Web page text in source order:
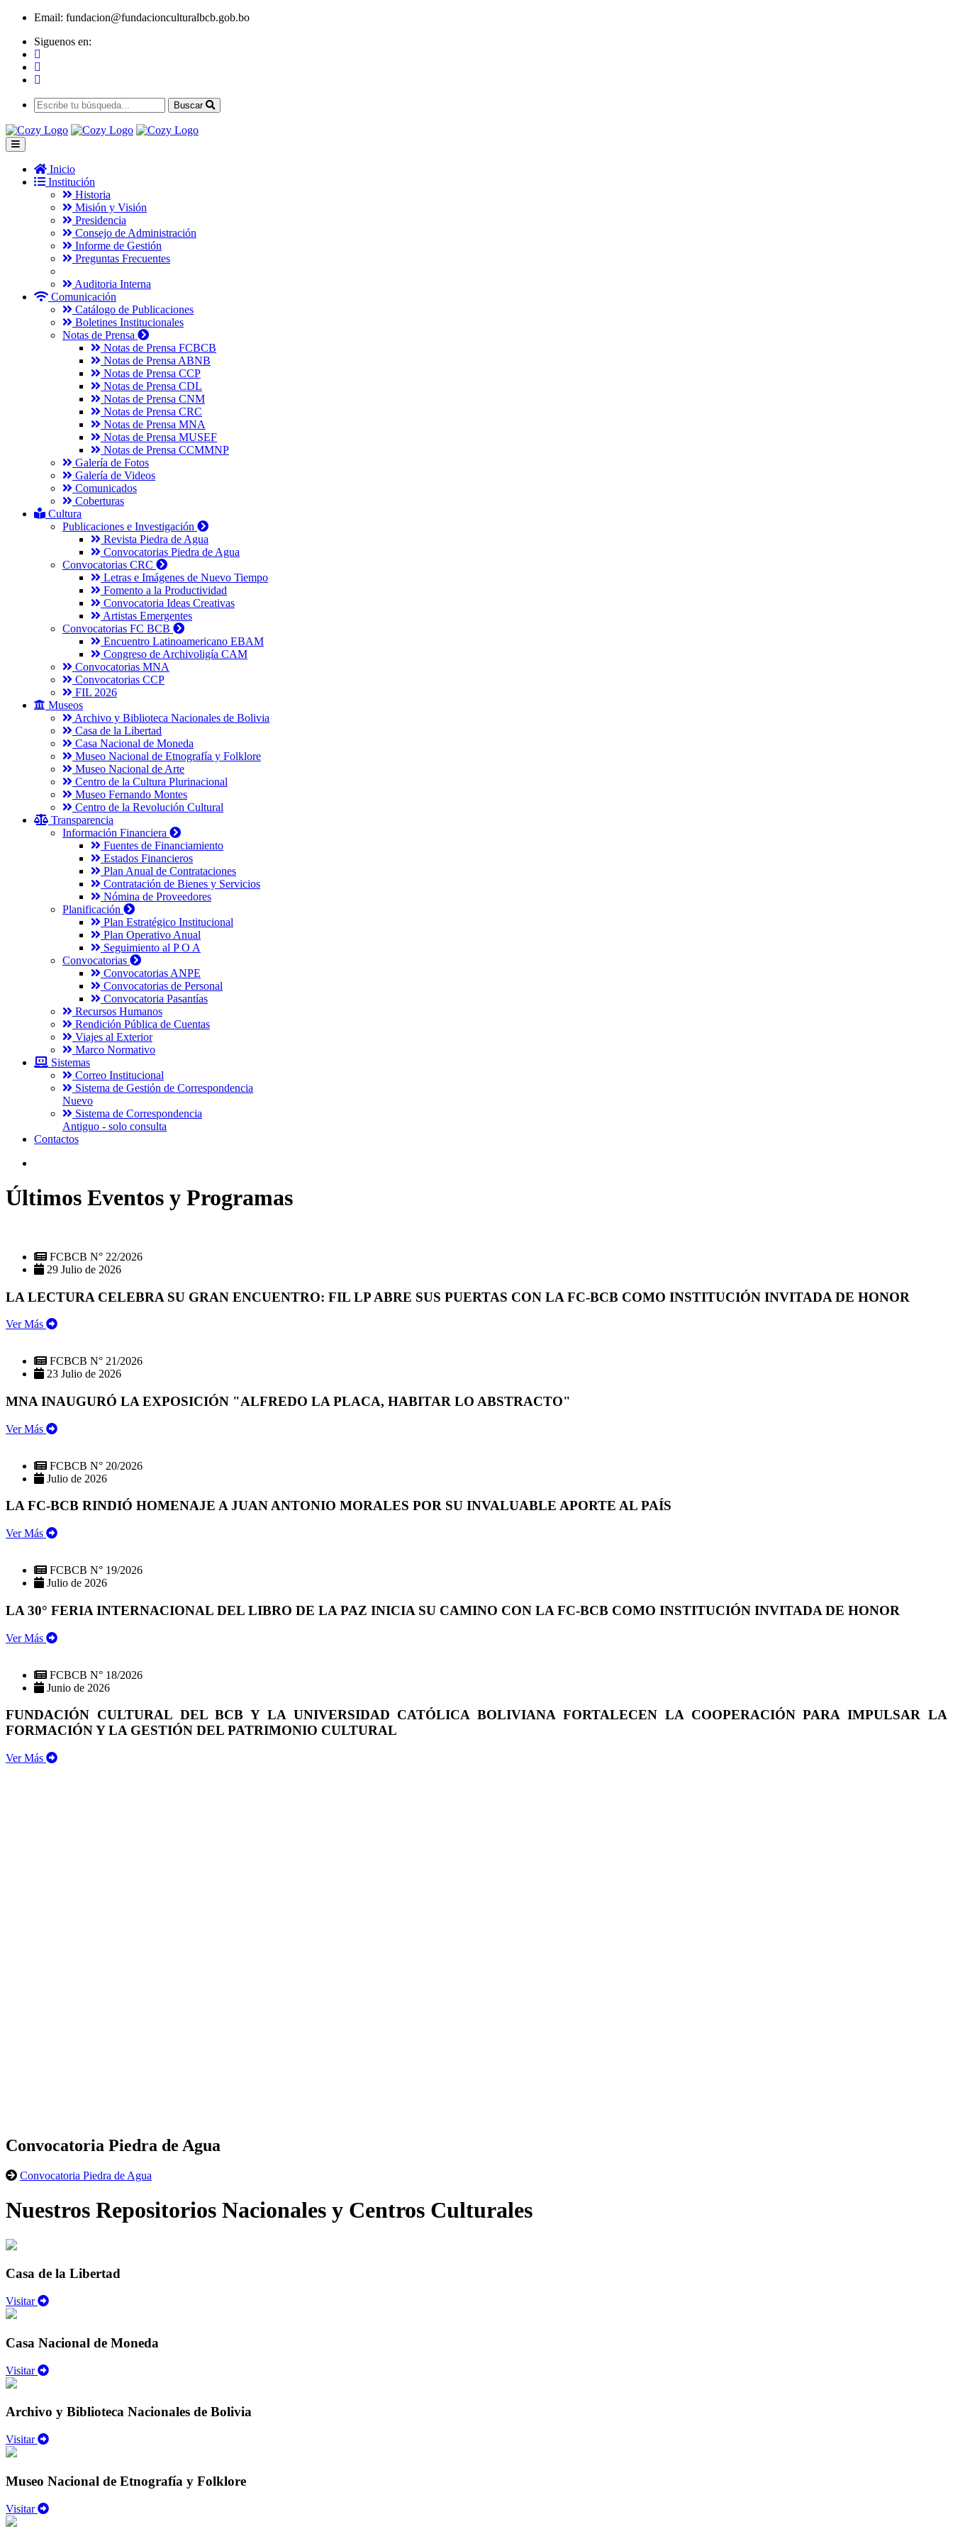
Email: fundacion@fundacionculturalbcb.gob.bo
Siguenos en:
Buscar
Inicio
Institución
Historia
Misión y Visión
Presidencia
Consejo de Administración
Informe de Gestión
Preguntas Frecuentes
Auditoria Interna
Comunicación
Catálogo de Publicaciones
Boletines Institucionales
Notas de Prensa
Notas de Prensa FCBCB
Notas de Prensa ABNB
Notas de Prensa CCP
Notas de Prensa CDL
Notas de Prensa CNM
Notas de Prensa CRC
Notas de Prensa MNA
Notas de Prensa MUSEF
Notas de Prensa CCMMNP
Galería de Fotos
Galería de Videos
Comunicados
Coberturas
Cultura
Publicaciones e Investigación
Revista Piedra de Agua
Convocatorias Piedra de Agua
Convocatorias CRC
Letras e Imágenes de Nuevo Tiempo
Fomento a la Productividad
Convocatoria Ideas Creativas
Artistas Emergentes
Convocatorias FC BCB
Encuentro Latinoamericano EBAM
Congreso de Archivoligía CAM
Convocatorias MNA
Convocatorias CCP
FIL 2026
Museos
Archivo y Biblioteca Nacionales de Bolivia
Casa de la Libertad
Casa Nacional de Moneda
Museo Nacional de Etnografía y Folklore
Museo Nacional de Arte
Centro de la Cultura Plurinacional
Museo Fernando Montes
Centro de la Revolución Cultural
Transparencia
Información Financiera
Fuentes de Financiamiento
Estados Financieros
Plan Anual de Contrataciones
Contratación de Bienes y Servicios
Nómina de Proveedores
Planificación
Plan Estratégico Institucional
Plan Operativo Anual
Seguimiento al P O A
Convocatorias
Convocatorias ANPE
Convocatorias de Personal
Convocatoria Pasantías
Recursos Humanos
Rendición Pública de Cuentas
Viajes al Exterior
Marco Normativo
Sistemas
Correo Institucional
Sistema de Gestión de Correspondencia
Nuevo
Sistema de Correspondencia
Antiguo - solo consulta
Contactos
Últimos Eventos y Programas
FCBCB N° 22/2026
29 Julio de 2026
LA LECTURA CELEBRA SU GRAN ENCUENTRO: FIL LP ABRE SUS PUERTAS CON LA FC-BCB COMO INSTITUCIÓN INVITADA DE HONOR
Ver Más
FCBCB N° 21/2026
23 Julio de 2026
MNA INAUGURÓ LA EXPOSICIÓN "ALFREDO LA PLACA, HABITAR LO ABSTRACTO"
Ver Más
FCBCB N° 20/2026
Julio de 2026
LA FC-BCB RINDIÓ HOMENAJE A JUAN ANTONIO MORALES POR SU INVALUABLE APORTE AL PAÍS
Ver Más
FCBCB N° 19/2026
Julio de 2026
LA 30° FERIA INTERNACIONAL DEL LIBRO DE LA PAZ INICIA SU CAMINO CON LA FC-BCB COMO INSTITUCIÓN INVITADA DE HONOR
Ver Más
FCBCB N° 18/2026
Junio de 2026
FUNDACIÓN CULTURAL DEL BCB Y LA UNIVERSIDAD CATÓLICA BOLIVIANA FORTALECEN LA COOPERACIÓN PARA IMPULSAR LA
FORMACIÓN Y LA GESTIÓN DEL PATRIMONIO CULTURAL
Ver Más
Convocatoria Piedra de Agua
Convocatoria Piedra de Agua
Nuestros Repositorios Nacionales y Centros Culturales
Casa de la Libertad
Visitar
Casa Nacional de Moneda
Visitar
Archivo y Biblioteca Nacionales de Bolivia
Visitar
Museo Nacional de Etnografía y Folklore
Visitar